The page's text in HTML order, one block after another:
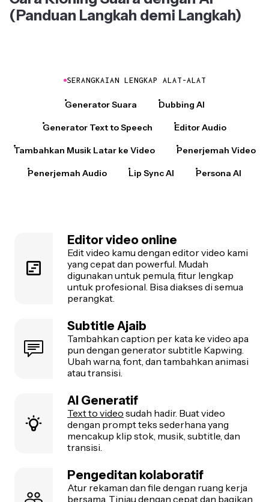
(Panduan Langkah demi Langkah)
SERANGKAIAN LENGKAP ALAT-ALAT
Generator Suara Dubbing AI
Generator Text to Speech Editor Audio
Tambahkan Musik Latar ke Video Penerjemah Video
Penerjemah Audio Lip Sync AI Persona AI
Editor video online
Edit video kamu dengan editor video kami
yang cepat dan powerful. Mudah
digunakan untuk pemula, fitur lengkap
untuk profesional. Bisa diakses di semua
perangkat.
Subtitle Ajaib
Tambahkan caption per kata ke video apa
pun dengan generator subtitle Kapwing.
Ubah warna, font, dan tambahkan animasi
atau transisi.
AI Generatif
Text to video sudah hadir. Buat video
dengan prompt teks sederhana yang
mencakup klip stok, musik, subtitle, dan
transisi.
Pengeditan kolaboratif
Atur rekaman dan file dengan ruang kerja
bersama. Tinjau dengan cepat dan bagikan